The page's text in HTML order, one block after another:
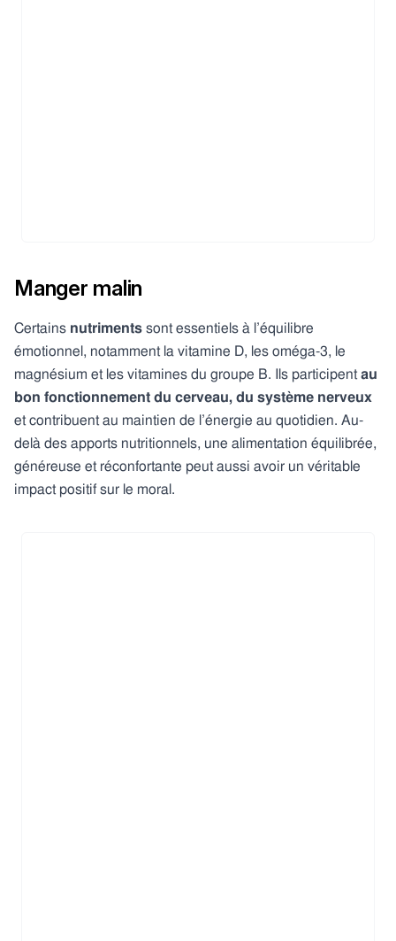
Manger malin
Certains nutriments sont essentiels à l’équilibre
émotionnel, notamment la vitamine D, les oméga-3, le
magnésium et les vitamines du groupe B. Ils participentau
bon fonctionnement du cerveau, du système nerveux
et contribuent au maintien de l’énergie au quotidien. Au-
delà des apports nutritionnels, une alimentation équilibrée,
généreuse et réconfortante peut aussi avoir un véritable
impact positif sur le moral.